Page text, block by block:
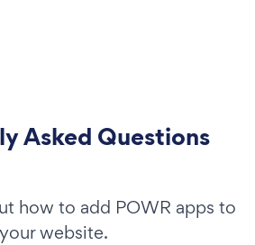
Asked Questions
how to add POWR apps to
your website.